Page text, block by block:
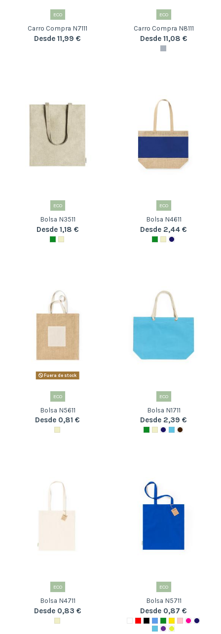
ECO
Carro Compra N7111
Desde 11,99 €
ECO
Carro Compra N8111
Desde 11,08 €
ECO
Bolsa N3511
Desde 1,18 €
ECO
Bolsa N4611
Desde 2,44 €
Fuera de stock
ECO
Bolsa N5611
Desde 0,81 €
ECO
Bolsa N1711
Desde 2,39 €
ECO
Bolsa N4711
Desde 0,83 €
ECO
Bolsa N5711
Desde 0,87 €